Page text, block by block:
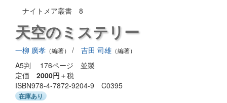
ナイトメア叢書 8
天空のミステリー
一柳 廣孝 （編著） / 吉田 司雄 （編著）
A5判 176ページ 並製
定価 2000円 ＋税
ISBN978-4-7872-9204-9 C0395
在庫あり